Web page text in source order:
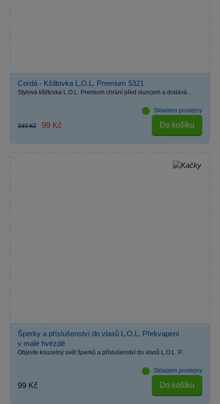
Cerdá - Kšiltovka L.O.L. Premium 5321
Stylová kšiltovka L.O.L. Premium chrání před sluncem a dodává...
Skladem prodejny
349 Kč 99 Kč Do košíku
Šperky a příslušenství do vlasů L.O.L. Překvapení
v malé hvězdě
Objevte kouzelný svět šperků a příslušenství do vlasů L.O.L. P...
Skladem prodejny
99 Kč Do košíku